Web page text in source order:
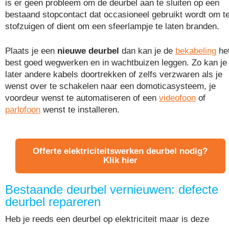
is er geen probleem om de deurbel aan te sluiten op een
bestaand stopcontact dat occasioneel gebruikt wordt om
stofzuigen of dient om een sfeerlampje te laten branden.
Plaats je een nieuwe deurbel dan kan je de bekabeling
best goed wegwerken en in wachtbuizen leggen. Zo kan je
later andere kabels doortrekken of zelfs verzwaren als je
wenst over te schakelen naar een domoticasysteem, je
voordeur wenst te automatiseren of een videofoon of
parlofoon wenst te installeren.
Offerte elektriciteitswerken deurbel nodig?
Klik hier
Bestaande deurbel vernieuwen: defecte
deurbel repareren
Heb je reeds een deurbel op elektriciteit maar is deze